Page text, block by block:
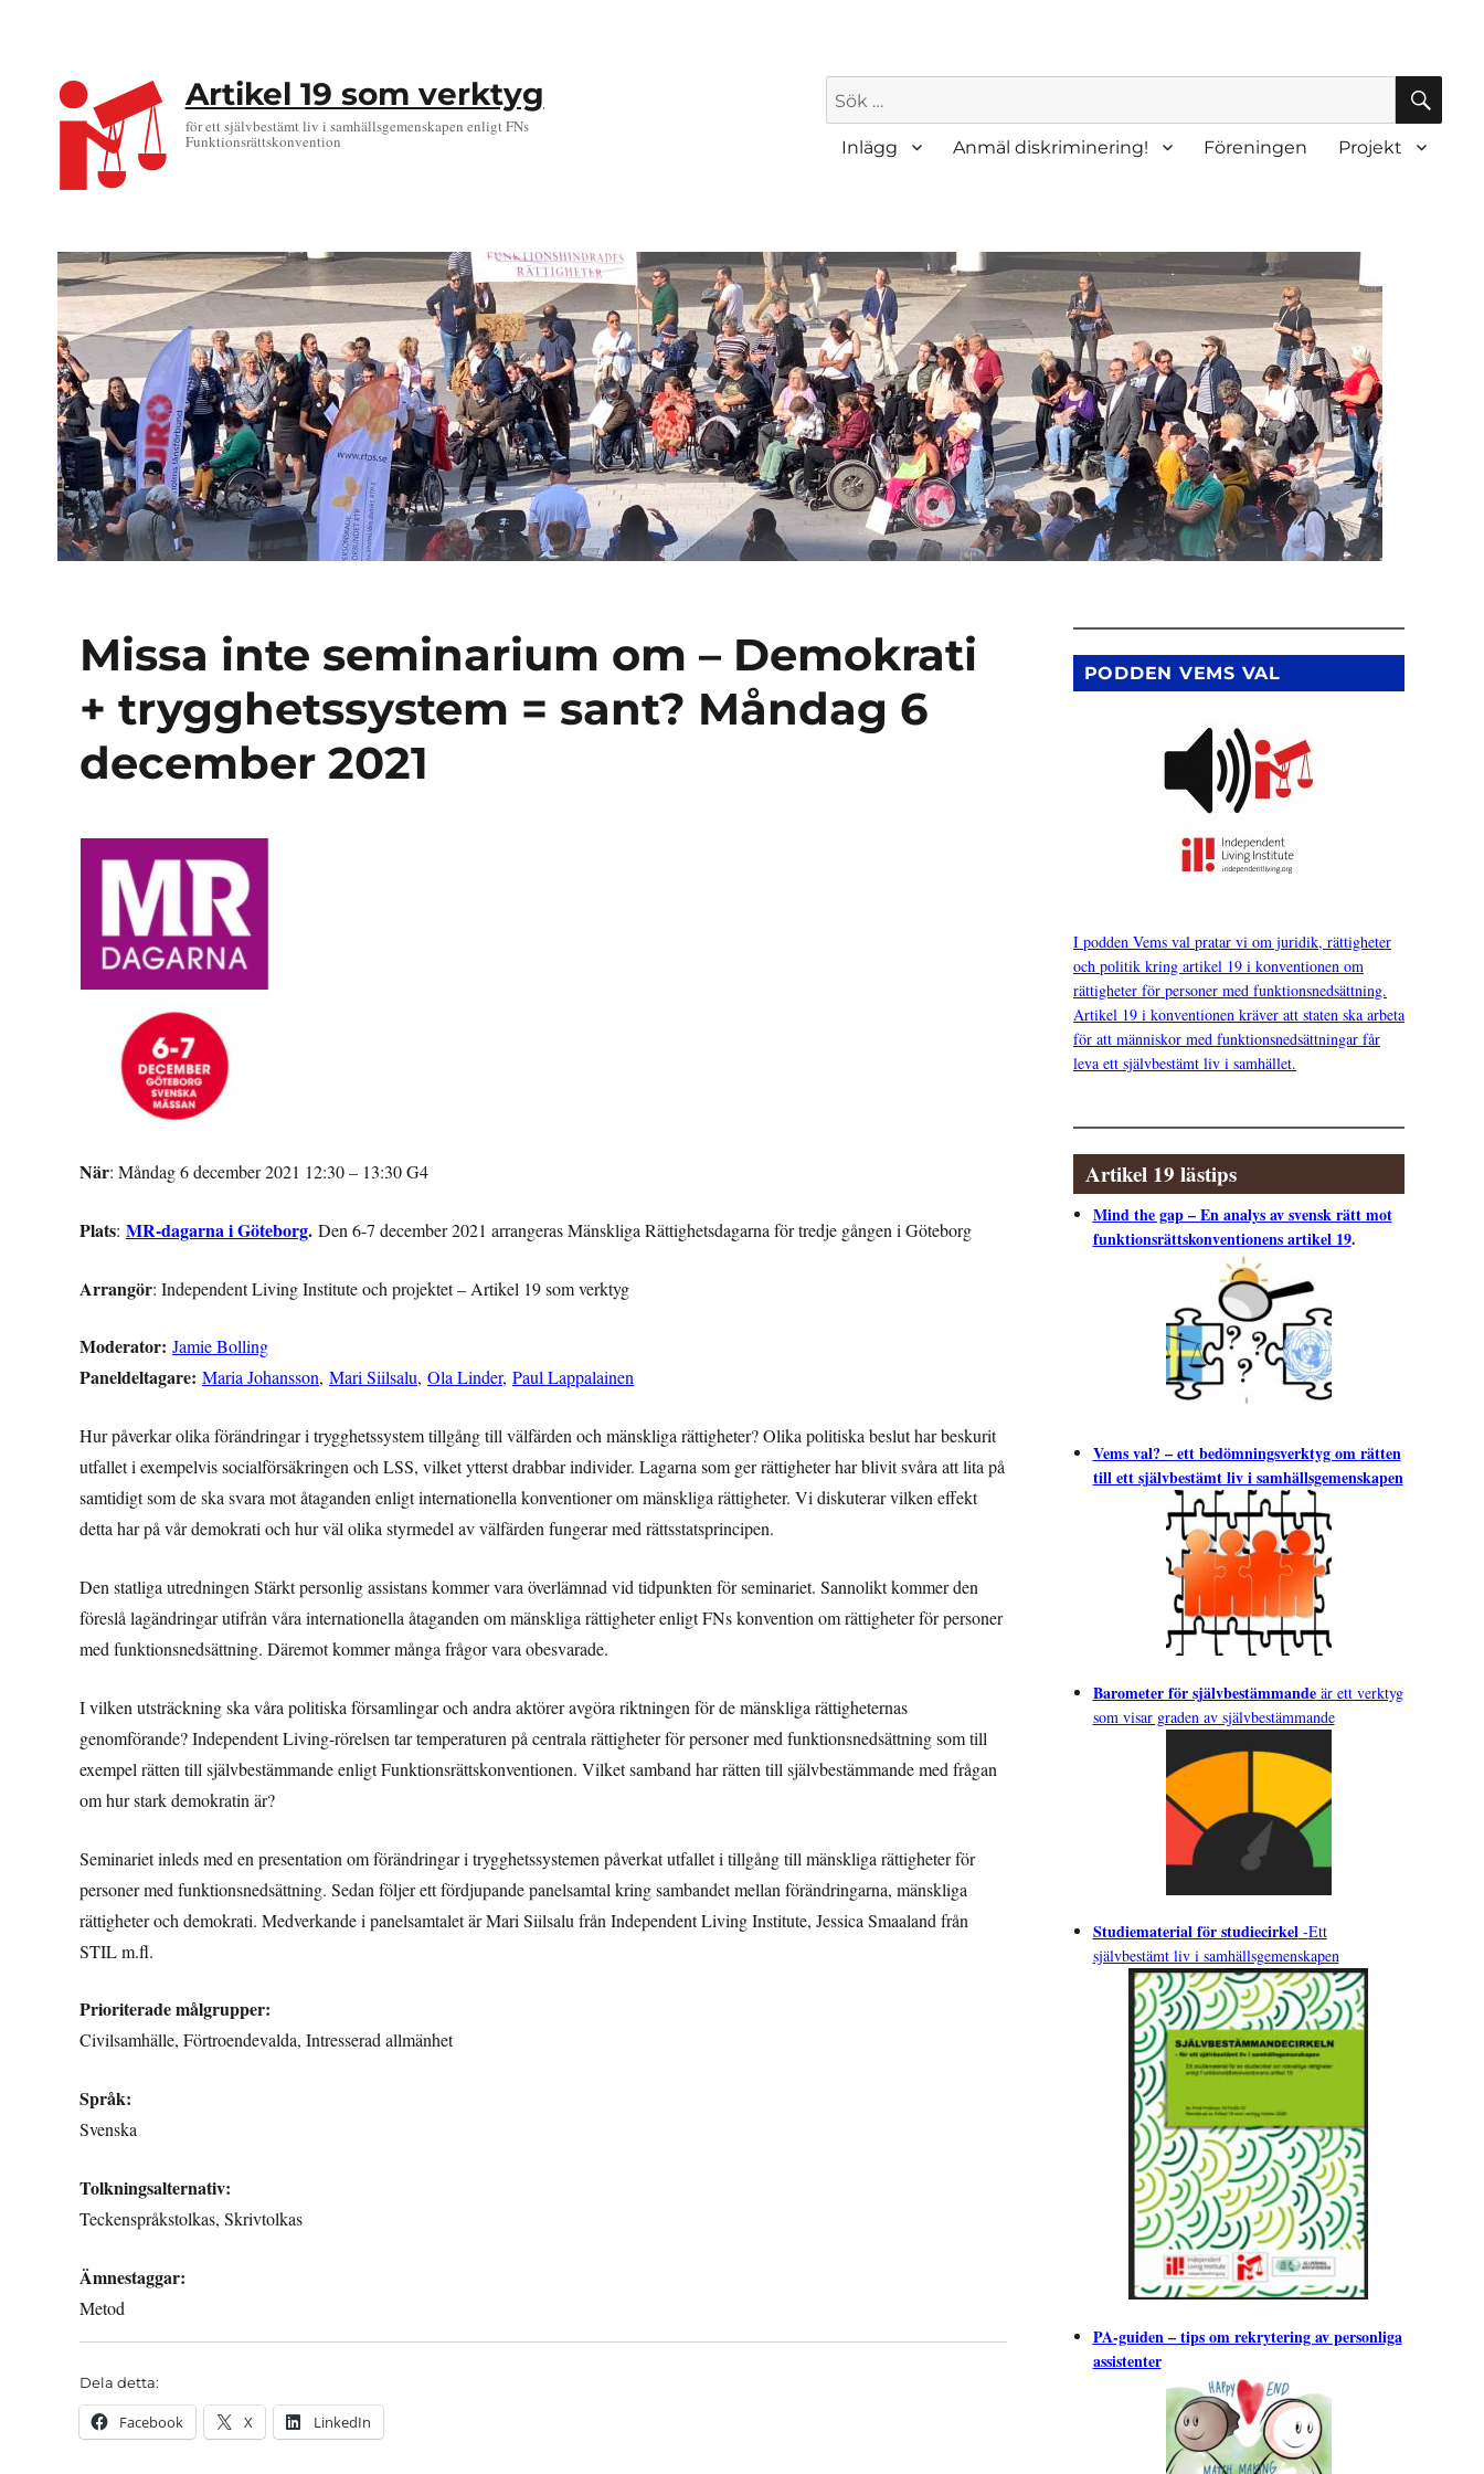
Artikel 19 som verktyg
för ett självbestämt liv i samhällsgemenskapen enligt FNs
Funktionsrättskonvention
Sök
efter:
SÖK
Inlägg Anmäl diskriminering! Föreningen Projekt
Missa inte seminarium om – Demokrati
+ trygghetssystem = sant? Måndag 6
december 2021
När: Måndag 6 december 2021 12:30 – 13:30 G4
Plats: MR-dagarna i Göteborg. Den 6-7 december 2021 arrangeras Mänskliga Rättighetsdagarna för tredje gången i Göteborg
Arrangör: Independent Living Institute och projektet – Artikel 19 som verktyg
Moderator: Jamie Bolling
Paneldeltagare: Maria Johansson, Mari Siilsalu, Ola Linder, Paul Lappalainen
Hur påverkar olika förändringar i trygghetssystem tillgång till välfärden och mänskliga rättigheter? Olika politiska beslut har beskurit
utfallet i exempelvis socialförsäkringen och LSS, vilket ytterst drabbar individer. Lagarna som ger rättigheter har blivit svåra att lita på
samtidigt som de ska svara mot åtaganden enligt internationella konventioner om mänskliga rättigheter. Vi diskuterar vilken effekt
detta har på vår demokrati och hur väl olika styrmedel av välfärden fungerar med rättsstatsprincipen.
Den statliga utredningen Stärkt personlig assistans kommer vara överlämnad vid tidpunkten för seminariet. Sannolikt kommer den
föreslå lagändringar utifrån våra internationella åtaganden om mänskliga rättigheter enligt FNs konvention om rättigheter för personer
med funktionsnedsättning. Däremot kommer många frågor vara obesvarade.
I vilken utsträckning ska våra politiska församlingar och andra aktörer avgöra riktningen för de mänskliga rättigheternas
genomförande? Independent Living-rörelsen tar temperaturen på centrala rättigheter för personer med funktionsnedsättning som till
exempel rätten till självbestämmande enligt Funktionsrättskonventionen. Vilket samband har rätten till självbestämmande med frågan
om hur stark demokratin är?
Seminariet inleds med en presentation om förändringar i trygghetssystemen påverkat utfallet i tillgång till mänskliga rättigheter för
personer med funktionsnedsättning. Sedan följer ett fördjupande panelsamtal kring sambandet mellan förändringarna, mänskliga
rättigheter och demokrati. Medverkande i panelsamtalet är Mari Siilsalu från Independent Living Institute, Jessica Smaaland från
STIL m.fl.
Prioriterade målgrupper:
Civilsamhälle, Förtroendevalda, Intresserad allmänhet
Språk:
Svenska
Tolkningsalternativ:
Teckenspråkstolkas, Skrivtolkas
Ämnestaggar:
Metod
Dela detta:
Facebook X LinkedIn
PODDEN VEMS VAL
I podden Vems val pratar vi om juridik, rättigheter
och politik kring artikel 19 i konventionen om
rättigheter för personer med funktionsnedsättning.
Artikel 19 i konventionen kräver att staten ska arbeta
för att människor med funktionsnedsättningar får
leva ett självbestämt liv i samhället.
Artikel 19 lästips
Mind the gap – En analys av svensk rätt mot
funktionsrättskonventionens artikel 19.
Vems val? – ett bedömningsverktyg om rätten
till ett självbestämt liv i samhällsgemenskapen
Barometer för självbestämmandeär ett verktyg
som visar graden av självbestämmande
Studiematerial för studiecirkel-Ett
självbestämt liv i samhällsgemenskapen
PA-guiden – tips om rekrytering av personliga
assistenter